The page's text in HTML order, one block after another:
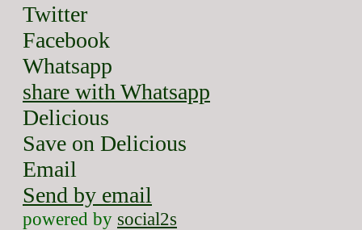
Twitter
Facebook
Whatsapp
share with Whatsapp
Delicious
Save on Delicious
Email
Send by email
powered by social2s